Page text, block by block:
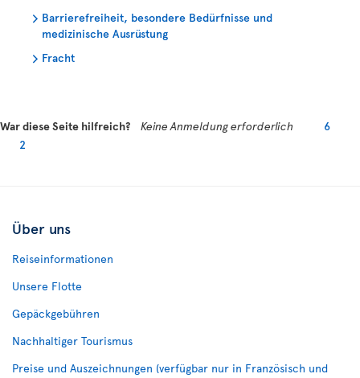
Barrierefreiheit, besondere Bedürfnisse und
medizinische Ausrüstung
Fracht
War diese Seite hilfreich? Keine Anmeldung erforderlich
6
2
Über uns
Reiseinformationen
Unsere Flotte
Gepäckgebühren
Nachhaltiger Tourismus
Preise und Auszeichnungen (verfügbar nur in Französisch und